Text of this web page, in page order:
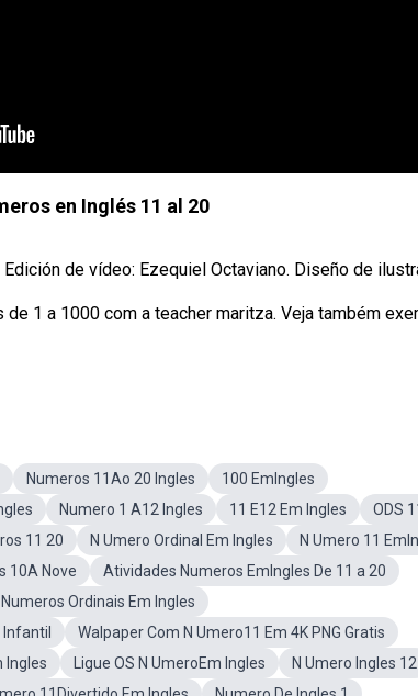
en Inglés 11 al 20
de vídeo: Ezequiel Octaviano. Diseño de
1 a 1000 com a teacher maritza. Veja também
Numeros 11Ao 20 Ingles
100 EmIngles
Numero 1 A12 Ingles 11 E12 Em Ingles
ODS
11 20 N Umero Ordinal Em Ingles
N Umero 11
10A Nove
Atividades Numeros EmIngles De 11 a 20
Numeros Ordinais Em Ingles
Walpaper Com N Umero11 Em 4K PNG Gratis
Ingles Ligue OS N UmeroEm Ingles
N Umero Ingles 12